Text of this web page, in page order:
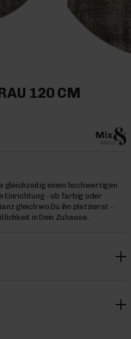
120 CM
gleichzeitig einen hochwertigen
Einrichtung - ob farbig oder
gleich wo Du ihn platzierst -
in Dein Zuhause.